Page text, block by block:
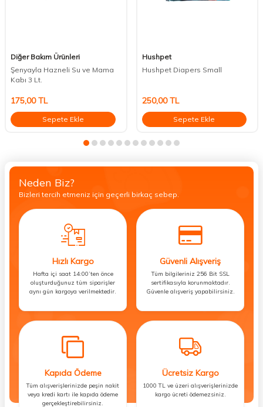
Diğer Bakım Ürünleri
Şenyayla Hazneli Su ve Mama
Kabı 3 Lt.
175,00TL
Sepete Ekle
Hushpet
Hushpet Diapers Small
250,00TL
Sepete Ekle
Neden Biz?
Bizleri tercih etmeniz için geçerli birkaç sebep.
Hızlı Kargo
Hafta içi saat 14:00’ten önce
oluşturduğunuz tüm siparişler
aynı gün kargoya verilmektedir.
Güvenli Alışveriş
Tüm bilgileriniz 256 Bit SSL
sertifikasıyla korunmaktadır.
Güvenle alışveriş yapabilirsiniz.
Kapıda Ödeme
Tüm alışverişlerinizde peşin nakit
veya kredi kartı ile kapıda ödeme
gerçekleştirebilirsiniz.
Ücretsiz Kargo
1000 TL ve üzeri alışverişlerinizde
kargo ücreti ödemezsiniz.